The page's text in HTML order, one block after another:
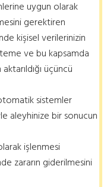
uygun olarak
gerektiren
kişisel verilerinizin
ve bu kapsamda
üçüncü
sistemler
aleyhinize bir sonucun
işlenmesi
zararın giderilmesini